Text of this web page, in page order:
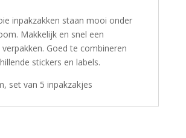
inpakzakken staan mooi onder
Makkelijk en snel een
Goed te combineren
stickers en labels.
set van 5 inpakzakjes